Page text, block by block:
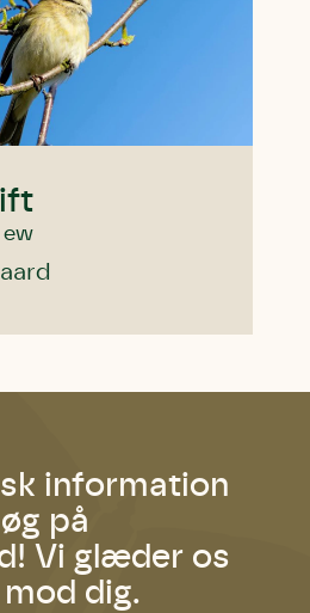
information
på
Vi glæder os
dig.
effektivt
afgrøder i din have.